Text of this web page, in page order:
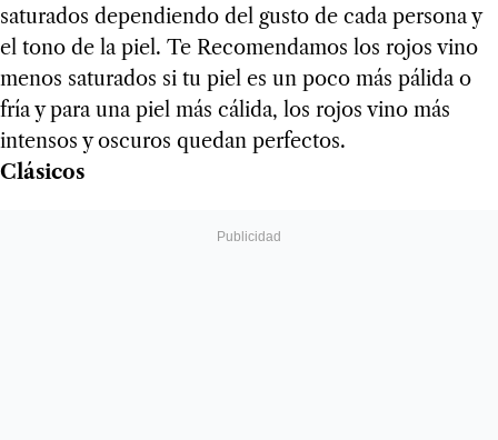
saturados dependiendo del gusto de cada persona y
el tono de la piel. Te Recomendamos los rojos vino
menos saturados si tu piel es un poco más pálida o
fría y para una piel más cálida, los rojos vino más
intensos y oscuros quedan perfectos.
Clásicos